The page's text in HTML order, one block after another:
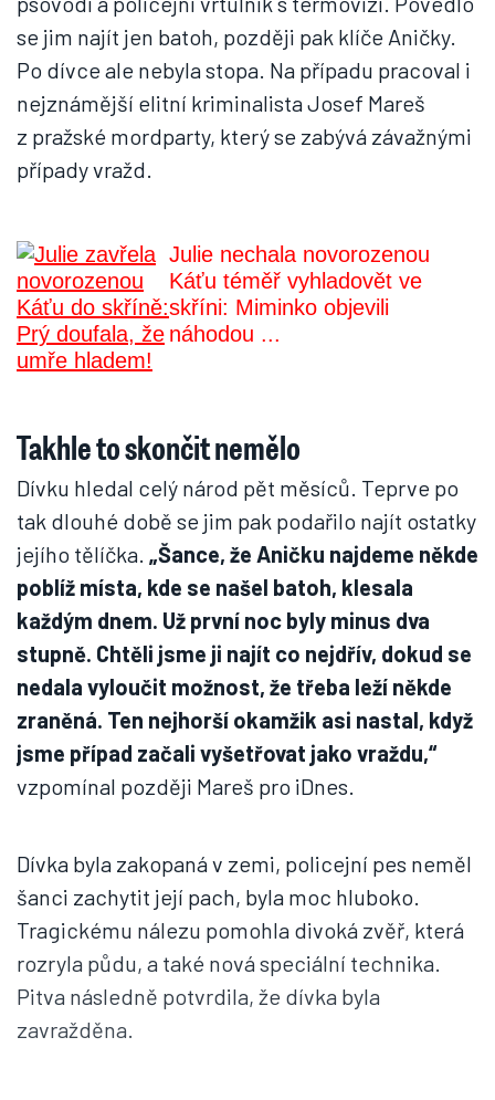
se jim najít jen batoh, později pak klíče Aničky.
Po dívce ale nebyla stopa. Na případu pracoval i
nejznámější elitní kriminalista Josef Mareš
z pražské mordparty, který se zabývá závažnými
případy vražd.
Julie nechala novorozenou
Káťu téměř vyhladovět ve
skříni: Miminko objevili
náhodou ...
Takhle to skončit nemělo
Dívku hledal celý národ pět měsíců. Teprve po
tak dlouhé době se jim pak podařilo najít ostatky
jejího tělíčka. „Šance, že Aničku najdeme někde
poblíž místa, kde se našel batoh, klesala
každým dnem. Už první noc byly minus dva
stupně. Chtěli jsme ji najít co nejdřív, dokud se
nedala vyloučit možnost, že třeba leží někde
zraněná. Ten nejhorší okamžik asi nastal, když
jsme případ začali vyšetřovat jako vraždu,“
vzpomínal později Mareš pro iDnes.
Dívka byla zakopaná v zemi, policejní pes neměl
šanci zachytit její pach, byla moc hluboko.
Tragickému nálezu pomohla divoká zvěř, která
rozryla půdu, a také nová speciální technika.
Pitva následně potvrdila, že dívka byla
zavražděna.